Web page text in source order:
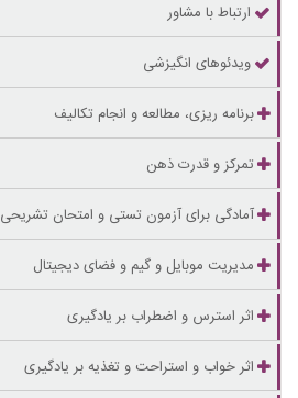
ارتباط با مشاور
ویدئوهای انگیزشی
برنامه ریزی، مطالعه و انجام تکالیف
تمرکز و قدرت ذهن
آمادگی برای آزمون تستی و امتحان تشریحی
مدیریت موبایل و گیم و فضای دیجیتال
اثر استرس و اضطراب بر یادگیری
اثر خواب و استراحت و تغذیه بر یادگیری